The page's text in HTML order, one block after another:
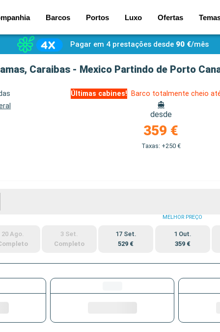
Barcos Portos Luxo Ofertas
Pagar em 4 prestações desde 90 €/mês
Caraibas - Mexico Partindo de Porto
Últimas cabines! Barco totalmente cheio
desde
359 €
Taxas: +250 €
20 Ago.
3 Set.
Completo
17 Set.
529 €
MELHOR PREÇO
1 Out.
359 €